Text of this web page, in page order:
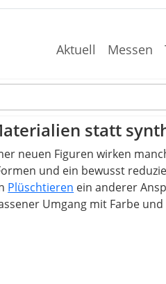
Aktuell Messen
statt
neuen Figuren wirken
und ein bewusst
Plüschtieren ein anderer
Umgang mit Farbe und